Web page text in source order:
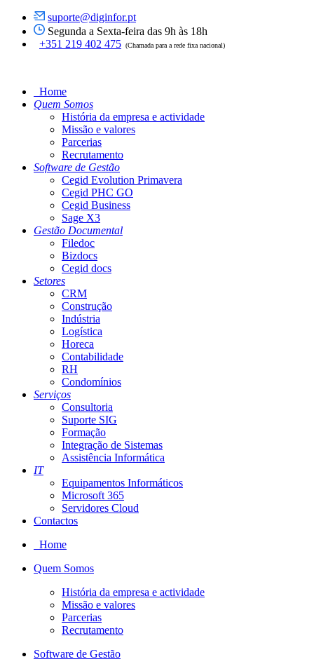
suporte@diginfor.pt
Segunda a Sexta-feira das 9h às 18h
+351 219 402 475 (Chamada para a rede fixa nacional)
Home
Quem Somos
História da empresa e actividade
Missão e valores
Parcerias
Recrutamento
Software de Gestão
Cegid Evolution Primavera
Cegid PHC GO
Cegid Business
Sage X3
Gestão Documental
Filedoc
Bizdocs
Cegid docs
Setores
CRM
Construção
Indústria
Logística
Horeca
Contabilidade
RH
Condomínios
Serviços
Consultoria
Suporte SIG
Formação
Integração de Sistemas
Assistência Informática
IT
Equipamentos Informáticos
Microsoft 365
Servidores Cloud
Contactos
Home
Quem Somos
História da empresa e actividade
Missão e valores
Parcerias
Recrutamento
Software de Gestão